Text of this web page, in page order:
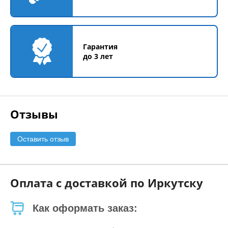
Гарантия
до 3 лет
Отзывы
Оставить отзыв
Оплата с доставкой по Иркутску
Как оформать заказ: